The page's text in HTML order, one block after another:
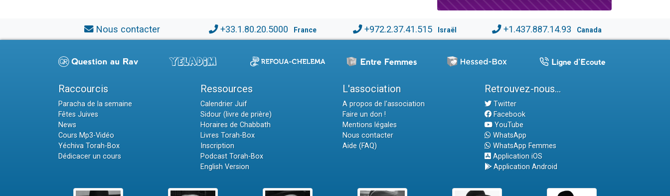
Nous contacter +33.1.80.20.5000 France +972.2.37.41.515 Israël +1.437.887.14.93 Canada
Raccourcis
Paracha de la semaine
Fêtes Juives
News
Cours Mp3-Vidéo
Yéchiva Torah-Box
Dédicacer un cours
Ressources
Calendrier Juif
Sidour (livre de prière)
Horaires de Chabbath
Livres Torah-Box
Inscription
Podcast Torah-Box
English Version
L'association
A propos de l'association
Faire un don !
Mentions légales
Nous contacter
Aide (FAQ)
Retrouvez-nous...
Twitter
Facebook
YouTube
WhatsApp
WhatsApp Femmes
Application iOS
Application Android